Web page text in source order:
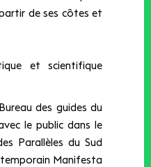
de ses côtes et
et scientifique
des guides du
le public dans le
Parallèles du Sud
Manifesta